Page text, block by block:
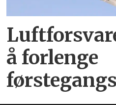
å forlenge